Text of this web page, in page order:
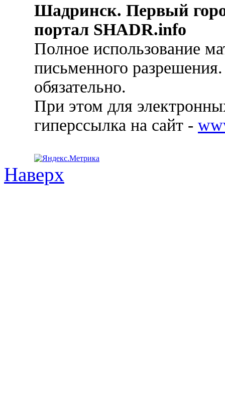
Шадринск. Первый
портал SHADR.info
Полное использование
письменного
обязательно.
При этом для
гиперссылка на сайт -
Наверх